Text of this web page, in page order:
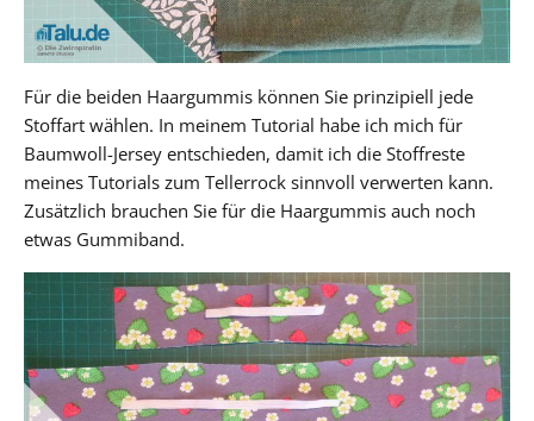
Für die beiden Haargummis können Sie prinzipiell jede
Stoffart wählen. In meinem Tutorial habe ich mich für
Baumwoll-Jersey entschieden, damit ich die Stoffreste
meines Tutorials zum Tellerrock sinnvoll verwerten kann.
Zusätzlich brauchen Sie für die Haargummis auch noch
etwas Gummiband.